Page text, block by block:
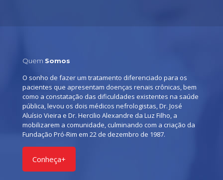
Quem Somos
O sonho de fazer um tratamento diferenciado para os
pacientes que apresentam doenças renais crônicas, bem
como a constatação das dificuldades existentes na saúde
pública, levou os dois médicos nefrologistas, Dr. José
Aluísio Vieira e Dr. Hercilio Alexandre da Luz Filho, a
mobilizarem a comunidade, culminando com a criação da
Fundação Pró-Rim em 22 de dezembro de 1987.
Conheça+